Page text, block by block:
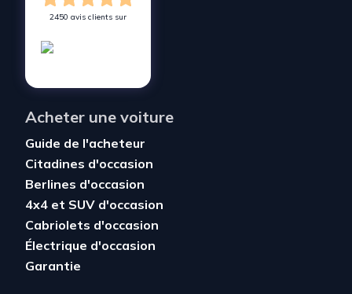
2450 avis clients sur
Acheter une voiture
Guide de l'acheteur
Citadines d'occasion
Berlines d'occasion
4x4 et SUV d'occasion
Cabriolets d'occasion
Électrique d'occasion
Garantie